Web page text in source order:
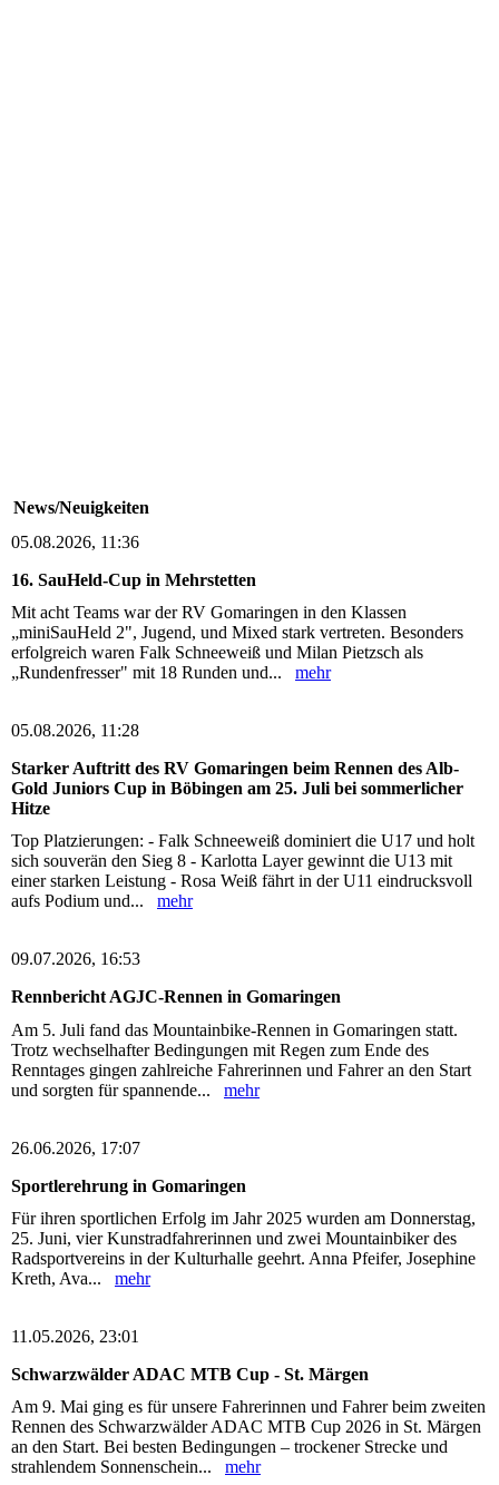
News/Neuigkeiten
05.08.2026, 11:36
16. SauHeld-Cup in Mehrstetten
Mit acht Teams war der RV Gomaringen in den Klassen
„miniSauHeld 2", Jugend, und Mixed stark vertreten. Besonders
erfolgreich waren Falk Schneeweiß und Milan Pietzsch als
„Rundenfresser" mit 18 Runden und... mehr
05.08.2026, 11:28
Starker Auftritt des RV Gomaringen beim Rennen des Alb-
Gold Juniors Cup in Böbingen am 25. Juli bei sommerlicher
Hitze
Top Platzierungen: - Falk Schneeweiß dominiert die U17 und holt
sich souverän den Sieg 8 - Karlotta Layer gewinnt die U13 mit
einer starken Leistung - Rosa Weiß fährt in der U11 eindrucksvoll
aufs Podium und... mehr
09.07.2026, 16:53
Rennbericht AGJC-Rennen in Gomaringen
Am 5. Juli fand das Mountainbike-Rennen in Gomaringen statt.
Trotz wechselhafter Bedingungen mit Regen zum Ende des
Renntages gingen zahlreiche Fahrerinnen und Fahrer an den Start
und sorgten für spannende... mehr
26.06.2026, 17:07
Sportlerehrung in Gomaringen
Für ihren sportlichen Erfolg im Jahr 2025 wurden am Donnerstag,
25. Juni, vier Kunstradfahrerinnen und zwei Mountainbiker des
Radsportvereins in der Kulturhalle geehrt. Anna Pfeifer, Josephine
Kreth, Ava... mehr
11.05.2026, 23:01
Schwarzwälder ADAC MTB Cup - St. Märgen
Am 9. Mai ging es für unsere Fahrerinnen und Fahrer beim zweiten
Rennen des Schwarzwälder ADAC MTB Cup 2026 in St. Märgen
an den Start. Bei besten Bedingungen – trockener Strecke und
strahlendem Sonnenschein... mehr